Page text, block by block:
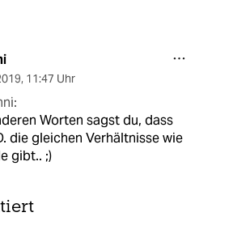
, 11:47 Uhr
Worten sagst du, dass
die gleichen Verhältnisse wie
gibt.. ;)